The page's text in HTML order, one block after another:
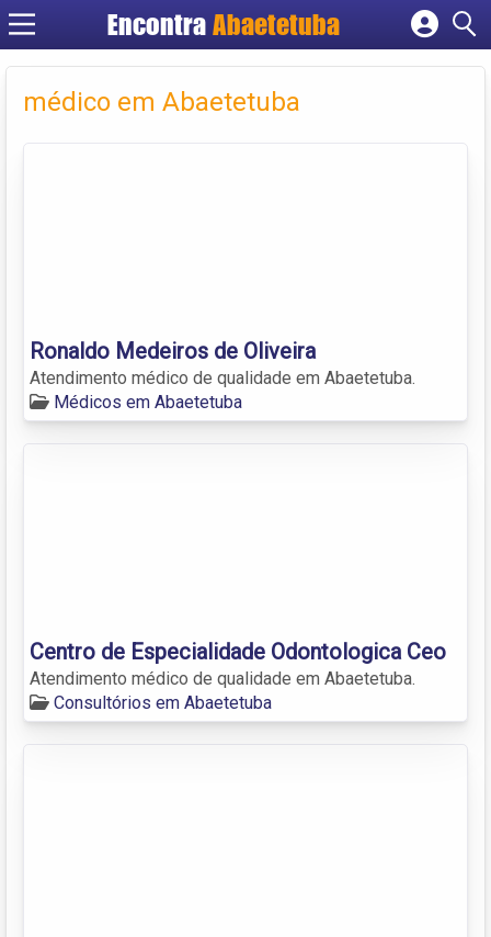
Encontra Abaetetuba
Cadastrar empresa
Criar conta
médico em Abaetetuba
Ronaldo Medeiros de Oliveira
Atendimento médico de qualidade em Abaetetuba.
Médicos em Abaetetuba
Centro de Especialidade Odontologica Ceo
Atendimento médico de qualidade em Abaetetuba.
Consultórios em Abaetetuba